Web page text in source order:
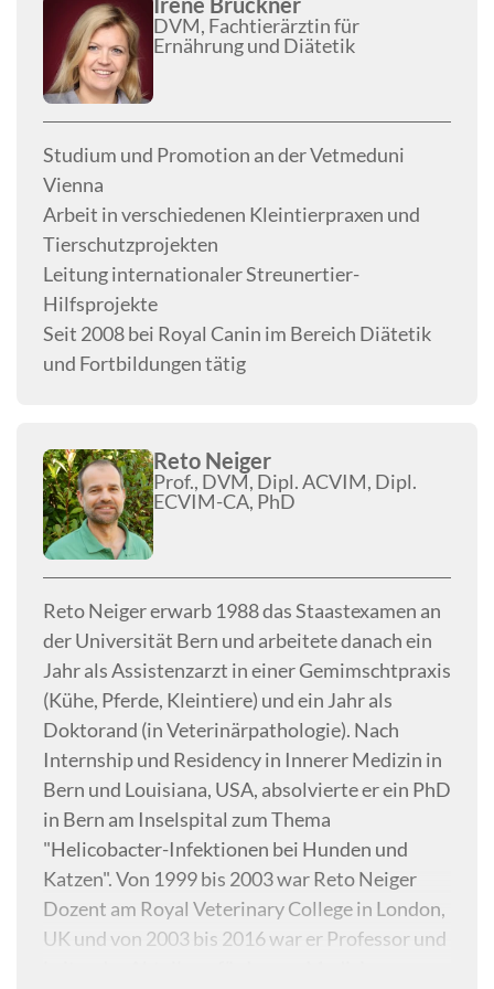
DVM, Fachtierärztin für
Ernährung und Diätetik
Studium und Promotion an der Vetmeduni
Vienna
Arbeit in verschiedenen Kleintierpraxen und
Tierschutzprojekten
Leitung internationaler Streunertier-
Hilfsprojekte
Seit 2008 bei Royal Canin im Bereich Diätetik
und Fortbildungen tätig
Reto Neiger
Prof., DVM, Dipl. ACVIM, Dipl.
ECVIM-CA, PhD
Reto Neiger erwarb 1988 das Staastexamen an
der Universität Bern und arbeitete danach ein
Jahr als Assistenzarzt in einer Gemimschtpraxis
(Kühe, Pferde, Kleintiere) und ein Jahr als
Doktorand (in Veterinärpathologie). Nach
Internship und Residency in Innerer Medizin in
Bern und Louisiana, USA, absolvierte er ein PhD
in Bern am Inselspital zum Thema
"Helicobacter-Infektionen bei Hunden und
Katzen". Von 1999 bis 2003 war Reto Neiger
Dozent am Royal Veterinary College in London,
UK und von 2003 bis 2016 war er Professor und